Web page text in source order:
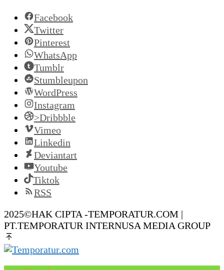
Facebook
Twitter
Pinterest
WhatsApp
Tumblr
Stumbleupon
WordPress
Instagram
>Dribbble
Vimeo
Linkedin
Deviantart
Youtube
Tiktok
RSS
2025©HAK CIPTA -TEMPORATUR.COM |
PT.TEMPORATUR INTERNUSA MEDIA GROUP